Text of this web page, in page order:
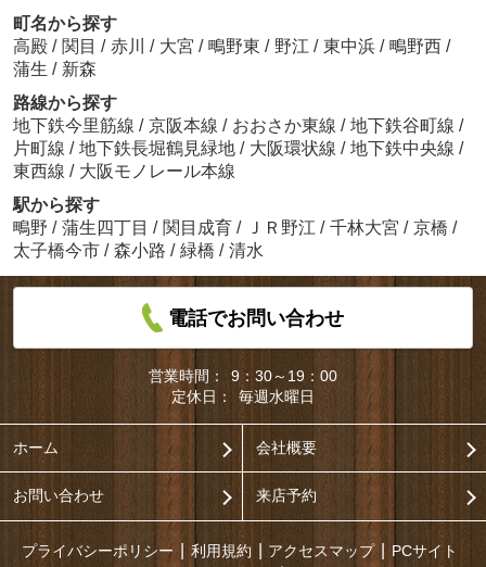
町名から探す
高殿 / 関目 / 赤川 / 大宮 / 鴫野東 / 野江 / 東中浜 / 鴫野西 /
蒲生 / 新森
路線から探す
地下鉄今里筋線 / 京阪本線 / おおさか東線 / 地下鉄谷町線 /
片町線 / 地下鉄長堀鶴見緑地 / 大阪環状線 / 地下鉄中央線 /
東西線 / 大阪モノレール本線
駅から探す
鴫野 / 蒲生四丁目 / 関目成育 / ＪＲ野江 / 千林大宮 / 京橋 /
太子橋今市 / 森小路 / 緑橋 / 清水
電話でお問い合わせ
営業時間：
9：30～19：00
定休日：
毎週水曜日
ホーム 会社概要
お問い合わせ 来店予約
プライバシーポリシー 利用規約 アクセスマップ
PCサイト